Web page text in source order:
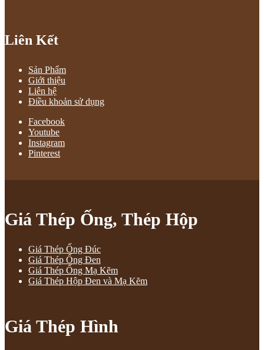
Liên Kết
Sản Phẩm
Giới thiệu
Liên hệ
Điều khoản sử dụng
Facebook
Youtube
Instagram
Pinterest
Giá Thép Ống, Thép Hộp
Giá Thép Ống Đúc
Giá Thép Ống Đen
Giá Thép Ống Mạ Kẽm
Giá Thép Hộp Đen và Mạ Kẽm
Giá Thép Hình